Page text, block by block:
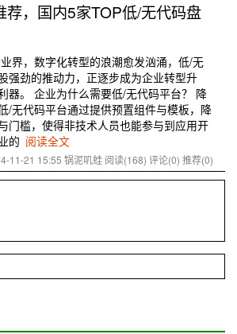
荐，国内5家TOP低/无代码盘
界，数字化转型的浪潮愈发汹涌，低/无
强劲的推动力，正逐步成为企业转型升
器。 企业为什么需要低/无代码平台？ 降
/无代码平台通过提供预置组件与模板，降
门槛，使得非技术人员也能参与到应用开
的 阅读全文
11-21 15:55 锅泥叽蛙 阅读(168) 评论(0) 推荐(0)